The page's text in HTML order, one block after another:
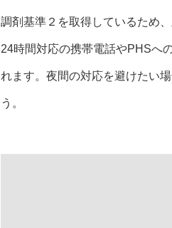
調剤基準２を取得しているため
24時間対応の携帯電話やPHSへ
れます。夜間の対応を避けたい
う。